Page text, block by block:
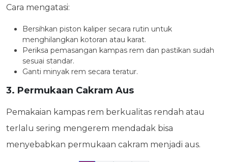
Cara mengatasi:
Bersihkan piston kaliper secara rutin untuk
menghilangkan kotoran atau karat.
Periksa pemasangan kampas rem dan pastikan sudah
sesuai standar.
Ganti minyak rem secara teratur.
3. Permukaan Cakram Aus
Pemakaian kampas rem berkualitas rendah atau
terlalu sering mengerem mendadak bisa
menyebabkan permukaan cakram menjadi aus.